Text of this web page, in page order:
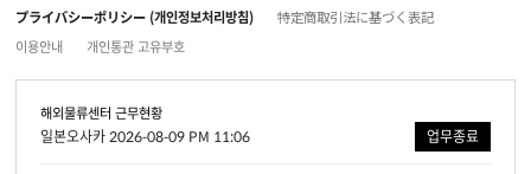
プライバシーポリシー (개인정보처리방침)
特定商取引法に基づく表記
이용안내
개인통관 고유부호
해외물류센터 근무현황
일본오사카 2026-08-09 PM 11:06 업무종료